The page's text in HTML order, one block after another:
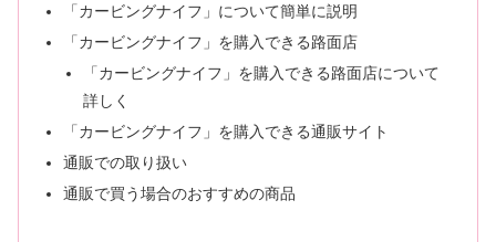
「カービングナイフ」について簡単に説明
「カービングナイフ」を購入できる路面店
「カービングナイフ」を購入できる路面店について
詳しく
「カービングナイフ」を購入できる通販サイト
通販での取り扱い
通販で買う場合のおすすめの商品